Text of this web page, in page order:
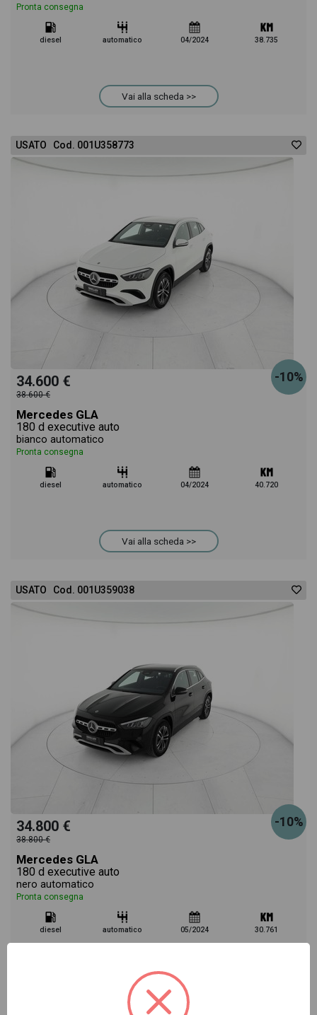
Pronta consegna
diesel automatico 04/2024 38.735
Vai alla scheda >>
USATO Cod. 001U358773
-10%
34.600 €
38.600 €
Mercedes GLA
180 d executive auto
bianco automatico
Pronta consegna
diesel automatico 04/2024 40.720
Vai alla scheda >>
USATO Cod. 001U359038
-10%
34.800 €
38.800 €
Mercedes GLA
180 d executive auto
nero automatico
Pronta consegna
diesel automatico 05/2024 30.761
Vai alla scheda >>